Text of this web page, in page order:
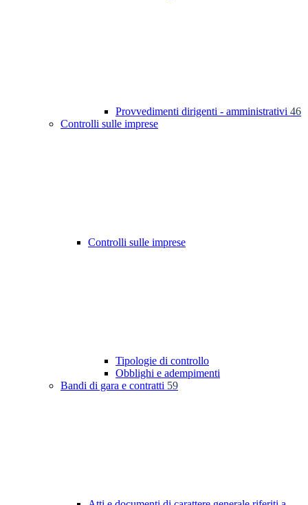
Provvedimenti dirigenti - amministrativi 46
Controlli sulle imprese
Controlli sulle imprese
Tipologie di controllo
Obblighi e adempimenti
Bandi di gara e contratti 59